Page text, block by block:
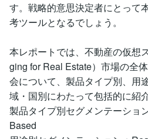
す。戦略的意思決定者にとって
考ツールとなるでしょう。
本レポートでは、不動産の仮想
ging for Real Estate）市場の全
会について、製品タイプ別、用
域・国別にわたって包括的に紹
製品タイプ別セグメンテーショ
Based